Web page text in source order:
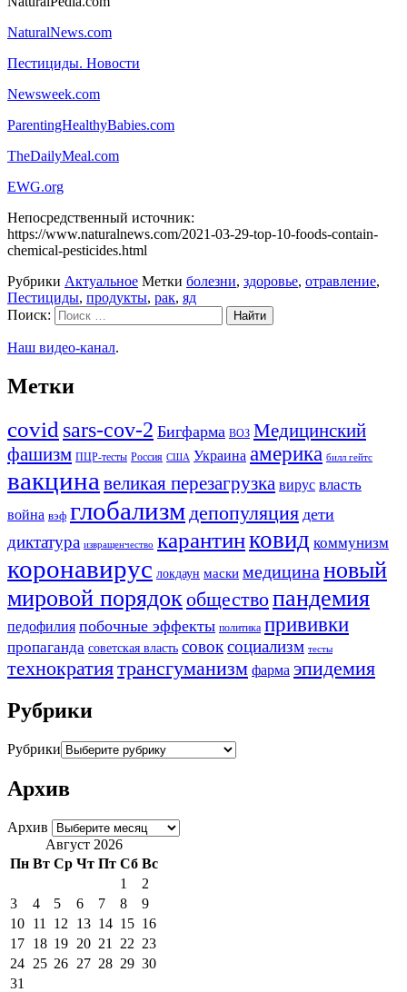
NaturalNews.com
Пестициды. Новости
Newsweek.com
ParentingHealthyBabies.com
TheDailyMeal.com
EWG.org
Непосредственный источник:
https://www.naturalnews.com/2021-03-29-top-10-foods-contain-
chemical-pesticides.html
Рубрики Актуальное Метки болезни, здоровье, отравление,
Пестициды, продукты, рак, яд
Поиск:
Наш видео-канал.
Метки
covid sars-cov-2 Бигфарма ВОЗ Медицинский
фашизм ПЦР-тесты Россия США Украина америка билл гейтс
вакцина великая перезагрузка вирус власть
война вэф глобализмдепопуляция дети
диктатура извращенчество карантинковид коммунизм
коронавирус локдаун маски медицина новый
мировой порядокобществопандемия
педофилия побочные эффекты политика прививки
пропаганда советская власть совоксоциализм тесты
технократиятрансгуманизм фарма эпидемия
Рубрики
Рубрики
Архив
Архив
Август 2026
Пн Вт Ср Чт Пт Сб Вс
1
2
3
4 5 6 7 8
9
10 11 12 13 14 15 16
17 18 19 20 21 22 23
24 25 26 27 28 29 30
31